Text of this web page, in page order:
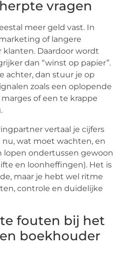
vragen
meer geld vast. In
of langere
Daardoor wordt
dan “winst op papier”.
achter, dan stuur je op
zoals een oplopende
of een te krappe
vertaal je cijfers
nu, wat moet wachten, en
ondertussen gewoon
en loonheffingen). Het is
maar je hebt wel ritme
controle en duidelijke
fouten bij het
boekhouder